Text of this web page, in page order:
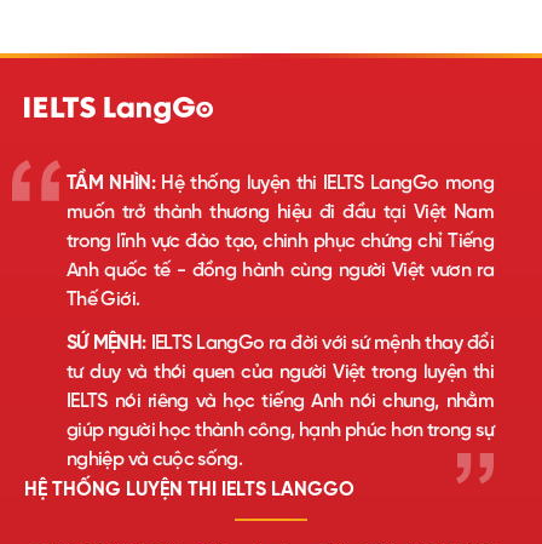
TẦM NHÌN:Hệ thống luyện thi IELTS LangGo mong
muốn trở thành thương hiệu đi đầu tại Việt Nam
trong lĩnh vực đào tạo, chinh phục chứng chỉ Tiếng
Anh quốc tế - đồng hành cùng người Việt vươn ra
Thế Giới.
SỨ MỆNH:IELTS LangGo ra đời với sứ mệnh thay đổi
tư duy và thói quen của người Việt trong luyện thi
IELTS nói riêng và học tiếng Anh nói chung, nhằm
giúp người học thành công, hạnh phúc hơn trong sự
nghiệp và cuộc sống.
HỆ THỐNG LUYỆN THI IELTS LANGGO